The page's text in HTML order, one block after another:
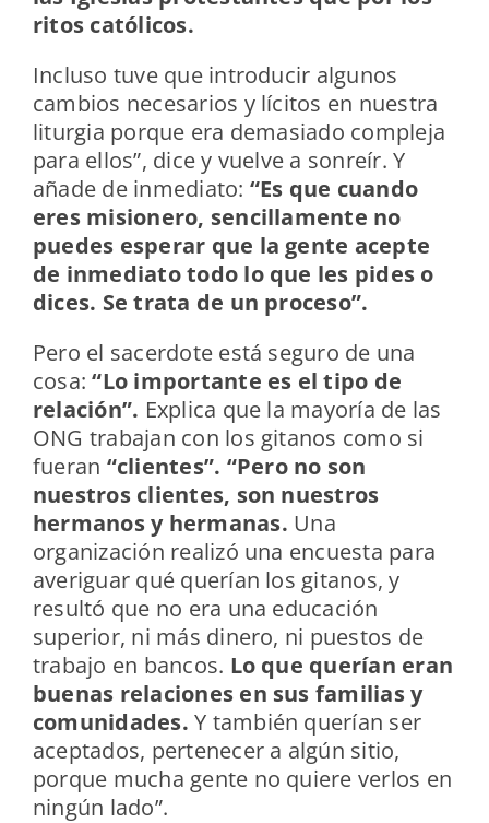
ritos católicos.
Incluso tuve que introducir algunos
cambios necesarios y lícitos en nuestra
liturgia porque era demasiado compleja
para ellos”, dice y vuelve a sonreír. Y
añade de inmediato: “Es que cuando
eres misionero, sencillamente no
puedes esperar que la gente acepte
de inmediato todo lo que les pides o
dices. Se trata de un proceso”.
Pero el sacerdote está seguro de una
cosa: “Lo importante es el tipo de
relación”. Explica que la mayoría de las
ONG trabajan con los gitanos como si
fueran “clientes”. “Pero no son
nuestros clientes, son nuestros
hermanos y hermanas. Una
organización realizó una encuesta para
averiguar qué querían los gitanos, y
resultó que no era una educación
superior, ni más dinero, ni puestos de
trabajo en bancos. Lo que querían eran
buenas relaciones en sus familias y
comunidades. Y también querían ser
aceptados, pertenecer a algún sitio,
porque mucha gente no quiere verlos en
ningún lado”.